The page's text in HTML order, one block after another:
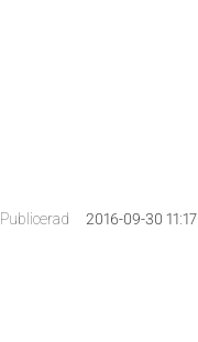
Publicerad 2016-09-30 11:17